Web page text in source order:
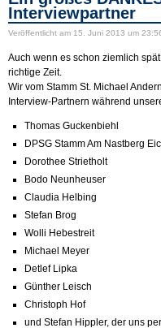
Interviewpartner
Veröffentlicht am 15. Juni 2013 um
Auch wenn es schon ziemlich
richtige Zeit.
Wir vom Stamm St. Michael
Interview-Partnern während
Thomas Guckenbiehl
DPSG Stamm Am Nastberg
Dorothee Strietholt
Bodo Neunheuser
Claudia Helbing
Stefan Brog
Wolli Hebestreit
Michael Meyer
Detlef Lipka
Günther Leisch
Christoph Hof
und Stefan Hippler, der uns